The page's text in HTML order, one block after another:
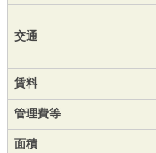
交通
賃料
管理費等
面積